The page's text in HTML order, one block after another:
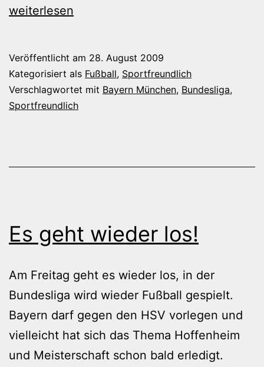
Blog
weiterlesen
Veröffentlicht am 28. August 2009
Kategorisiert als Fußball, Sportfreundlich
Verschlagwortet mit Bayern München, Bundesliga,
Sportfreundlich
Es geht wieder los!
Am Freitag geht es wieder los, in der
Bundesliga wird wieder Fußball gespielt.
Bayern darf gegen den HSV vorlegen und
vielleicht hat sich das Thema Hoffenheim
und Meisterschaft schon bald erledigt.